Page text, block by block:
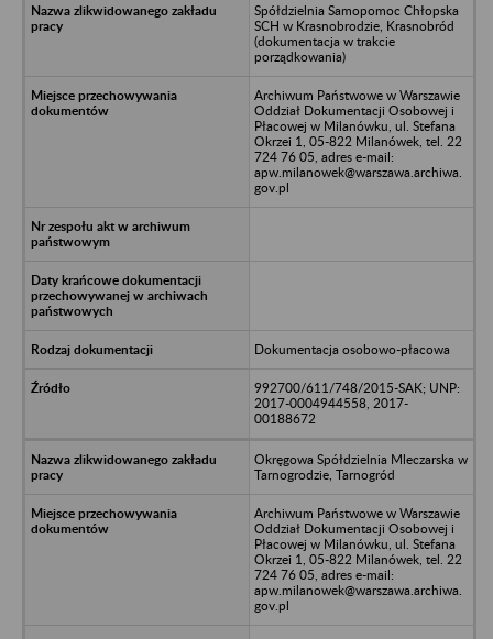
Spółdzielnia Samopomoc Chłopska
SCH w Krasnobrodzie, Krasnobród
(dokumentacja w trakcie
porządkowania)
Archiwum Państwowe w Warszawie
Oddział Dokumentacji Osobowej i
Płacowej w Milanówku, ul. Stefana
Okrzei 1, 05-822 Milanówek, tel. 22
724 76 05, adres e-mail:
apw.milanowek@warszawa.archiwa.
gov.pl
Dokumentacja osobowo-płacowa
992700/611/748/2015-SAK; UNP:
2017-0004944558, 2017-
00188672
Okręgowa Spółdzielnia Mleczarska w
Tarnogrodzie, Tarnogród
Archiwum Państwowe w Warszawie
Oddział Dokumentacji Osobowej i
Płacowej w Milanówku, ul. Stefana
Okrzei 1, 05-822 Milanówek, tel. 22
724 76 05, adres e-mail:
apw.milanowek@warszawa.archiwa.
gov.pl